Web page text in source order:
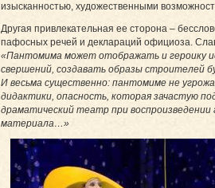
изысканностью, художественными
Другая привлекательная ее сторона –
пафосных речей и деклараций официоза.
«Пантомима может отображать и героику
свершений, создавать образы строителей
И весьма существенно: пантомиме не
дидактики, опасность, которая зачастую
драматический театр при воспроизведении
материала…»